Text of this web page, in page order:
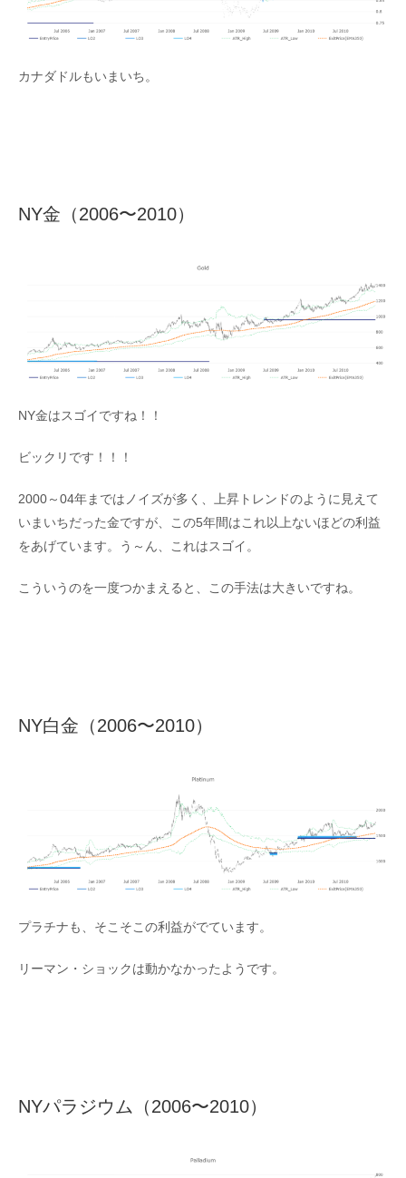
カナダドルもいまいち。
NY金（2006〜2010）
NY金はスゴイですね！！
ビックリです！！！
2000～04年まではノイズが多く、上昇トレンドのように見えて
いまいちだった金ですが、この5年間はこれ以上ないほどの利益
をあげています。う～ん、これはスゴイ。
こういうのを一度つかまえると、この手法は大きいですね。
NY白金（2006〜2010）
プラチナも、そこそこの利益がでています。
リーマン・ショックは動かなかったようです。
NYパラジウム（2006〜2010）